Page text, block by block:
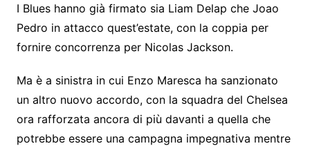
I Blues hanno già firmato sia Liam Delap che Joao
Pedro in attacco quest’estate, con la coppia per
fornire concorrenza per Nicolas Jackson.
Ma è a sinistra in cui Enzo Maresca ha sanzionato
un altro nuovo accordo, con la squadra del Chelsea
ora rafforzata ancora di più davanti a quella che
potrebbe essere una campagna impegnativa mentre